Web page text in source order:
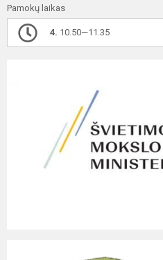
Pamokų laikas
4. 10.50—11.35